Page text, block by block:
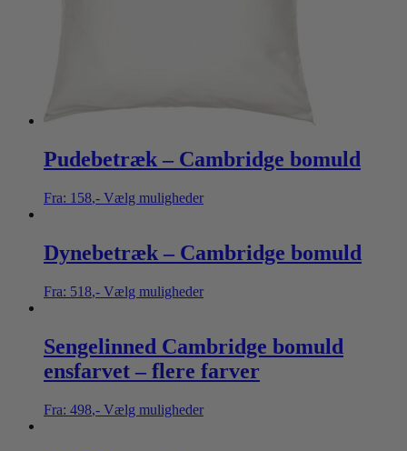
Pudebetræk – Cambridge bomuld
Fra: 158,- Vælg muligheder
Dynebetræk – Cambridge bomuld
Fra: 518,- Vælg muligheder
Sengelinned Cambridge bomuld
ensfarvet – flere farver
Fra: 498,- Vælg muligheder